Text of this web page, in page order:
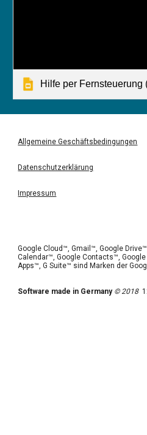
Hilfe per Fernsteuerung
Allgemeine Geschäftsbedingungen
Datenschutzerklärung
Impressum
Google Cloud™, Gmail™, Google
Calendar™, Google Contacts™,
Apps™, G Suite™ sind Marken der
Software made in Germany © 2018